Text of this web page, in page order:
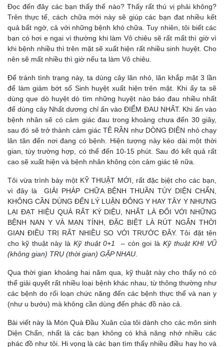
Đọc đến đây các bạn thấy thế nào? Thấy rất thú vị phải không?
Trên thực tế, cách chữa mới này sẽ giúp các bạn đat nhiều kết
quả bất ngờ, cả với những bệnh khó chữa. Tuy nhiên, tôi biết các
bạn có hơi e ngai vì thường khi làm Vô chiêu sẽ rất mất thì giờ vì
khi bệnh nhiều thì trên mặt sẽ xuất hiện rất nhiều sinh huyệt. Cho
nên sẽ mất nhiều thì giờ nếu ta làm Vô chiêu.
Để tránh tình trạng này, ta dùng cây lăn nhỏ, lăn khắp mặt 3 lần
để làm giảm bớt số Sinh huyệt xuất hiện trên mặt. Khi ấy ta sẽ
dùng que dò huyệt dò tìm những huyệt nào báo đau nhiều nhất
để dùng cây Nhất dương chỉ ấn vào ĐIỂM ĐAU NHẤT. Khi ấn vào
bệnh nhân sẽ có cảm giác đau trong khoảng chưa đến 30 giây,
sau đó sẽ trở thành cảm giác TÊ RẦN như DÒNG ĐIỆN nhỏ chạy
lăn tăn đến nơi đang có bệnh. Hiện tượng này kéo dài một thời
gian, tùy trường hợp, có thể đến 10-15 phút. Sau đó kết quả rất
cao sẽ xuất hiện và bệnh nhân không còn cảm giác tê nữa.
Tôi vừa trình bày một KỸ THUẬT MỚI, rất đặc bịệt cho các bạn,
vì đây là GIẢI PHÁP CHỮA BỆNH THUẦN TÚY DIỆN CHẨN,
KHÔNG CẦN DÙNG ĐẾN LÝ LUẬN ĐÔNG Y HAY TÂY Y NHƯNG
LẠI ĐẠT HIỆU QUẢ RẤT KÝ DIỆU, NHẤT LÀ ĐỐI VỚI NHỮNG
BỆNH NAN Y VÀ MẠN TÍNH, ĐẶC BIỆT LÀ RÚT NGẮN THỜI
GIAN ĐIỀU TRỊ RẤT NHIỀU SO VỚI TRƯỚC ĐÂY. Tôi đặt tên
cho kỹ thuật này là Kỹ thuật 0+1 – còn goi là Kỹ thuậtKHI VŨ
(không gian) TRỤ (thời gian) GẶP NHAU
Qua thời gian khoảng hai năm qua, kỹ thuật này cho thấy nó có
thể giải quyết rất nhiều loại bệnh khác nhau, từ thông thường như
các bệnh do rối loạn chức năng đến các bệnh thực thể và nan y
(như u bướu) mà không cần dùng đến phác đồ nào cả.
Bài viết này là Món Quà Đầu Xuân của tôi dành cho các môn sinh
Diện Chẩn, nhất là các bạn không có khả năng nhớ nhiều các
phác đồ như tôi. Hi vọng là các bạn tìm thấy nhiều điều hay ho và